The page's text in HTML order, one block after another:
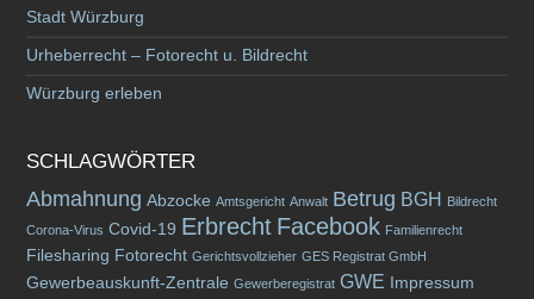
Stadt Würzburg
Urheberrecht – Fotorecht u. Bildrecht
Würzburg erleben
SCHLAGWÖRTER
Abmahnung Abzocke Amtsgericht Anwalt Betrug BGH
Bildrecht
Corona-Virus Covid-19 Erbrecht Facebook Familienrecht
Filesharing Fotorecht Gerichtsvollzieher GES Registrat GmbH
Gewerbeauskunft-Zentrale Gewerberegistrat GWE
Impressum